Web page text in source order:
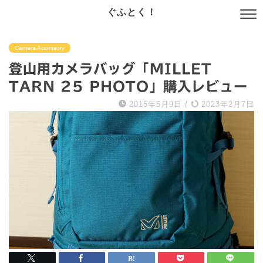
ぐふとく！
Camera Accessory
登山用カメラバッグ「MILLET
TARN 25 PHOTO」購入レビュー
2015年5月9日 / 2023年2月7日